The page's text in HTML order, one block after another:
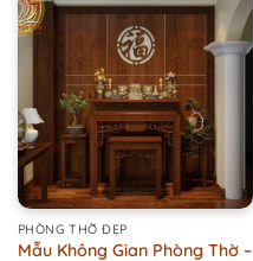
PHÒNG THỜ ĐẸP
Mẫu Không Gian Phòng Thờ –